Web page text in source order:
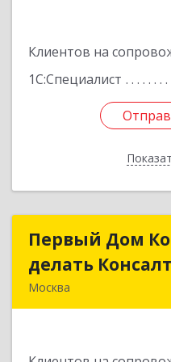
Клиентов на
1С:Специалист
Первый Дом
делать
Москва
Первый Дом